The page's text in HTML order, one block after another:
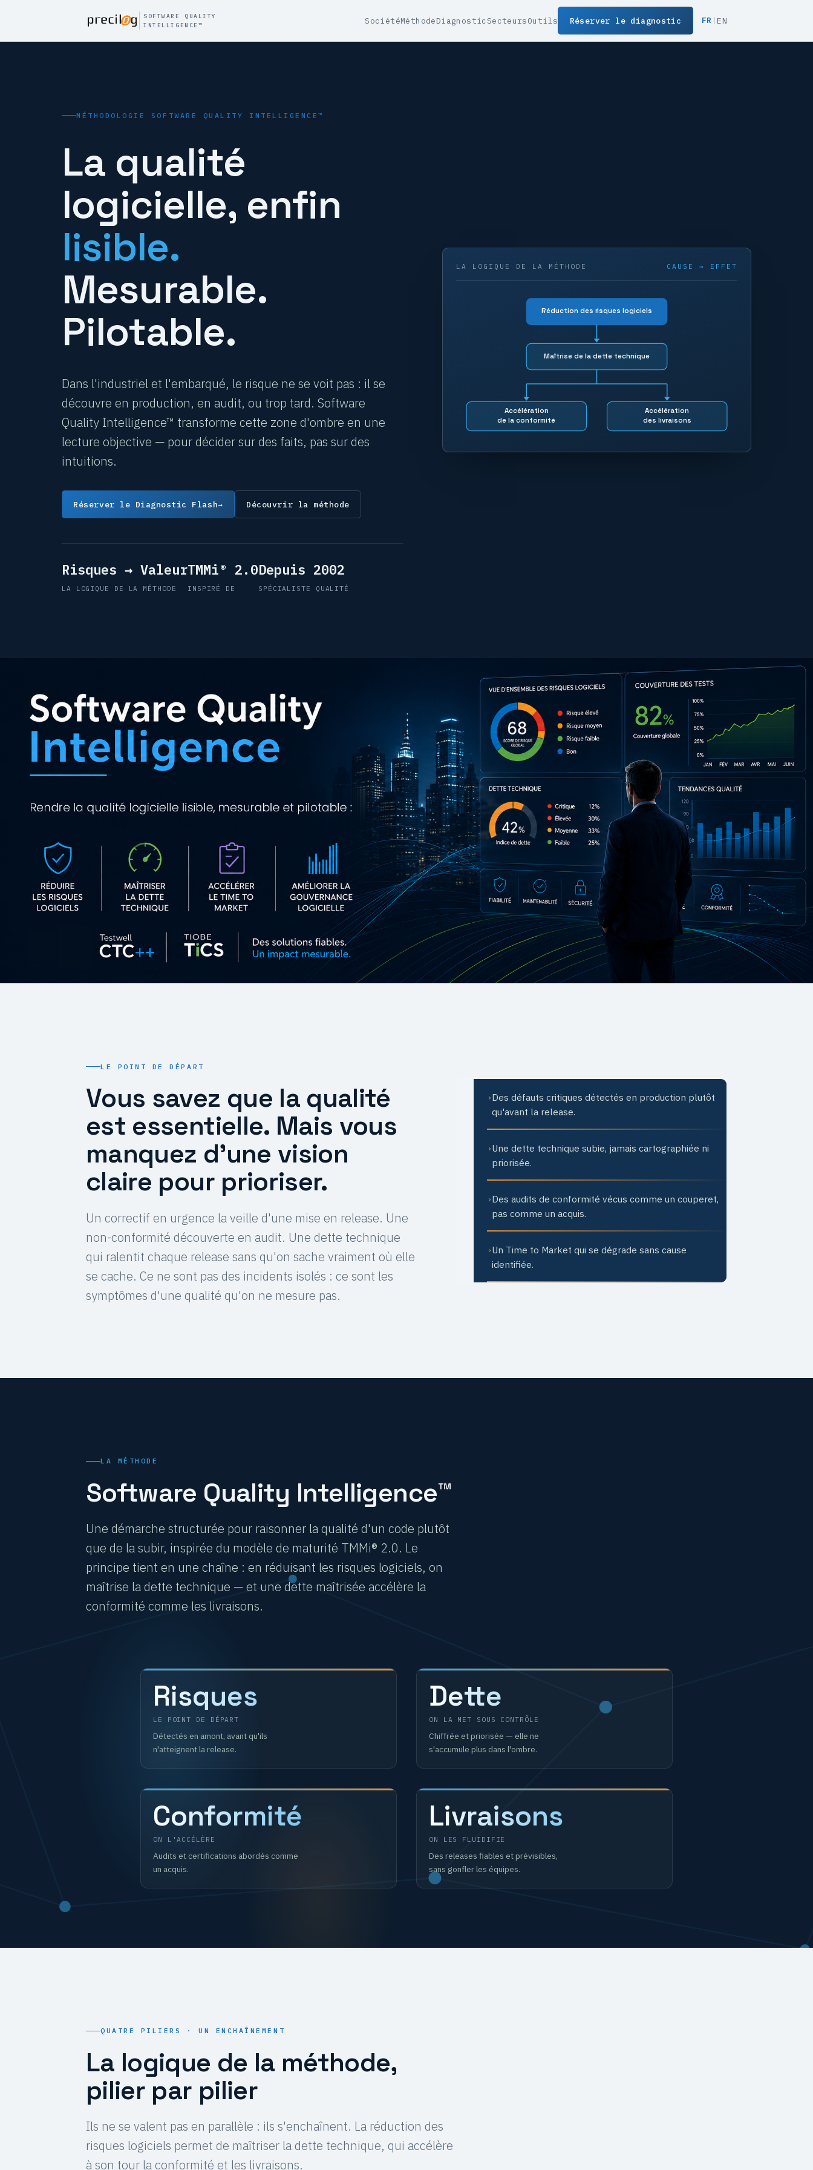
SOFTWARE QUALITY
INTELLIGENCE™
SociétéMéthodeDiagnosticSecteursOutils Réserver le diagnostic FR | EN
MÉTHODOLOGIE SOFTWARE QUALITY INTELLIGENCE™
La qualité
logicielle, enfin
lisible.
Mesurable.
Pilotable.
Dans l'industriel et l'embarqué, le risque ne se voit pas : il se
découvre en production, en audit, ou trop tard. Software
Quality Intelligence™ transforme cette zone d'ombre en une
lecture objective — pour décider sur des faits, pas sur des
intuitions.
Réserver le Diagnostic Flash→ Découvrir la méthode
Risques → Valeur
LA LOGIQUE DE LA MÉTHODE
TMMi® 2.0
INSPIRÉ DE
Depuis 2002
SPÉCIALISTE QUALITÉ
LA LOGIQUE DE LA MÉTHODE CAUSE → EFFET
Réduction des risques logiciels
Maîtrise de la dette technique
Accélération
de la conformité
Accélération
des livraisons
LE POINT DE DÉPART
Vous savez que la qualité
est essentielle. Mais vous
manquez d'une vision
claire pour prioriser.
Un correctif en urgence la veille d'une mise en release. Une
non-conformité découverte en audit. Une dette technique
qui ralentit chaque release sans qu'on sache vraiment où elle
se cache. Ce ne sont pas des incidents isolés : ce sont les
symptômes d'une qualité qu'on ne mesure pas.
›Des défauts critiques détectés en production plutôt
qu'avant la release.
›Une dette technique subie, jamais cartographiée ni
priorisée.
›Des audits de conformité vécus comme un couperet,
pas comme un acquis.
›Un Time to Market qui se dégrade sans cause
identifiée.
LA MÉTHODE
Software Quality Intelligence™
Une démarche structurée pour raisonner la qualité d'un code plutôt
que de la subir, inspirée du modèle de maturité TMMi® 2.0. Le
principe tient en une chaîne : en réduisant les risques logiciels, on
maîtrise la dette technique — et une dette maîtrisée accélère la
conformité comme les livraisons.
Risques
LE POINT DE DÉPART
Détectés en amont, avant qu'ils
n'atteignent la release.
Dette
ON LA MET SOUS CONTRÔLE
Chiffrée et priorisée — elle ne
s'accumule plus dans l'ombre.
Conformité
ON L'ACCÉLÈRE
Audits et certifications abordés comme
un acquis.
Livraisons
ON LES FLUIDIFIE
Des releases fiables et prévisibles,
sans gonfler les équipes.
QUATRE PILIERS · UN ENCHAÎNEMENT
La logique de la méthode,
pilier par pilier
Ils ne se valent pas en parallèle : ils s'enchaînent. La réduction des
risques logiciels permet de maîtriser la dette technique, qui accélère
à son tour la conformité et les livraisons.